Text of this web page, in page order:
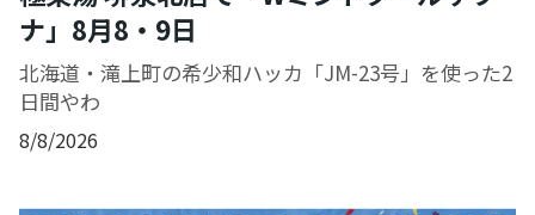
ナ」8月8・9日
北海道・滝上町の希少和ハッカ「JM-23号」を使った2
日間やわ
8/8/2026